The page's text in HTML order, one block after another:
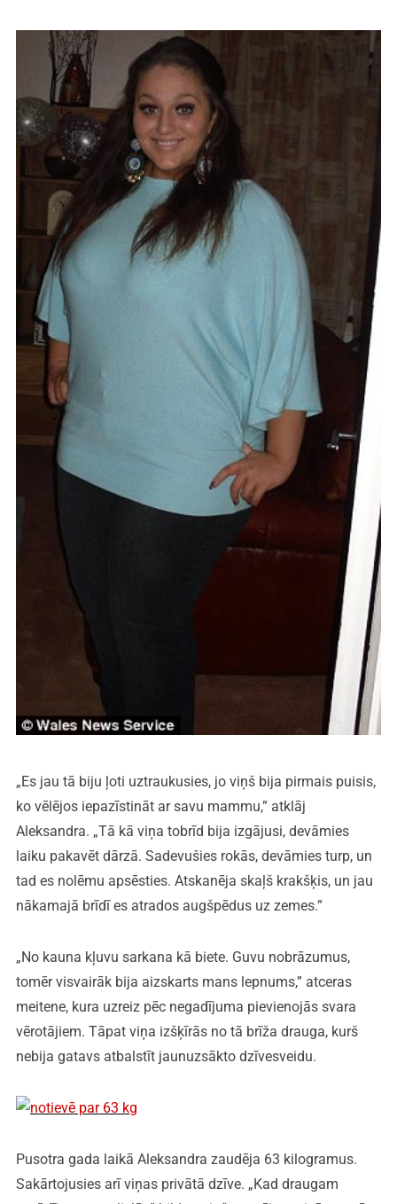
„Es jau tā biju ļoti uztraukusies, jo viņš bija pirmais puisis,
ko vēlējos iepazīstināt ar savu mammu,” atklāj
Aleksandra. „Tā kā viņa tobrīd bija izgājusi, devāmies
laiku pakavēt dārzā. Sadevušies rokās, devāmies turp, un
tad es nolēmu apsēsties. Atskanēja skaļš krakšķis, un jau
nākamajā brīdī es atrados augšpēdus uz zemes.”
„No kauna kļuvu sarkana kā biete. Guvu nobrāzumus,
tomēr visvairāk bija aizskarts mans lepnums,” atceras
meitene, kura uzreiz pēc negadījuma pievienojās svara
vērotājiem. Tāpat viņa izšķīrās no tā brīža drauga, kurš
nebija gatavs atbalstīt jaunuzsākto dzīvesveidu.
Pusotra gada laikā Aleksandra zaudēja 63 kilogramus.
Sakārtojusies arī viņas privātā dzīve. „Kad draugam